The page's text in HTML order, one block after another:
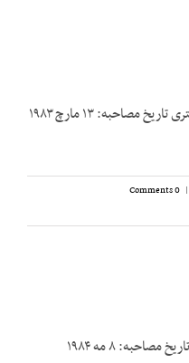
روایت‌کننده: تیمسار سرلشکر محمد دفتری تاریخ مصاحبه: ۱۳ مارچ ۱۹۸۳
|
0 Comments
روایت‌کننده: خانم مهرانگیز دولتشاهی تاریخ مصاحبه: ۸ مه ۱۹۸۴